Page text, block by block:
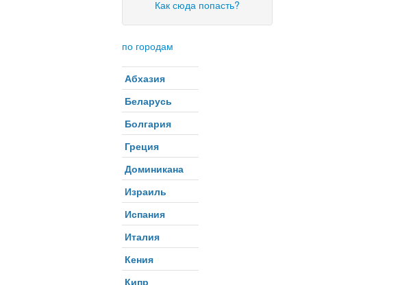
Как сюда попасть?
по городам
Абхазия
Беларусь
Болгария
Греция
Доминикана
Израиль
Испания
Италия
Кения
Кипр